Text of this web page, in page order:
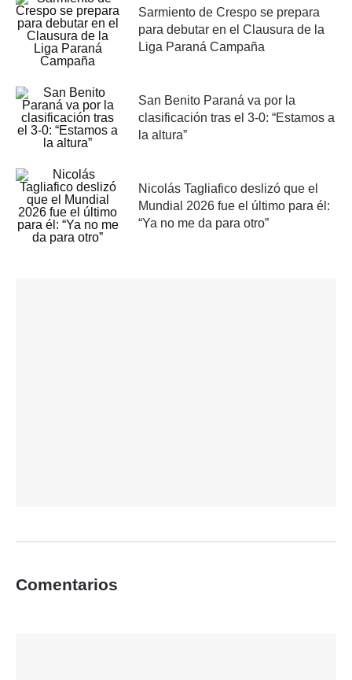
Sarmiento de Crespo se prepara
para debutar en el Clausura de la
Liga Paraná Campaña
San Benito Paraná va por la
clasificación tras el 3-0: “Estamos a
la altura”
Nicolás Tagliafico deslizó que el
Mundial 2026 fue el último para él:
“Ya no me da para otro”
Comentarios